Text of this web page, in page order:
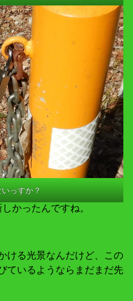
っすか？
かったんですね。
ける光景なんだけど、この
ているようならまだまだ先